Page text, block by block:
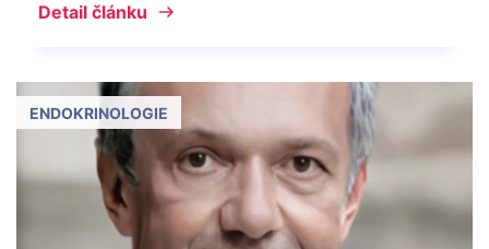
Detail článku
ENDOKRINOLOGIE